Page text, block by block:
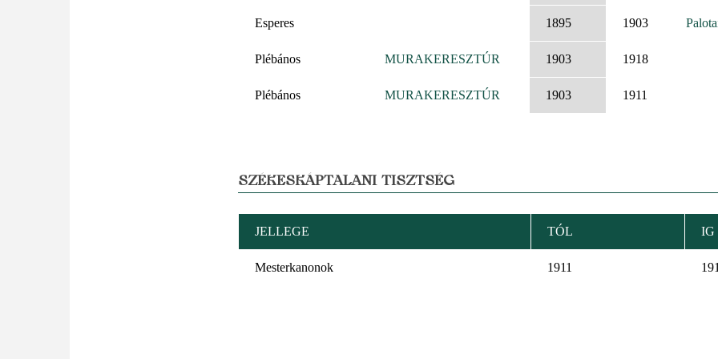
Esperes 1895 1903
Plébános MURAKERESZTÚR 1903 1918
Plébános MURAKERESZTÚR 1903 1911
SZÉKESKÁPTALANI TISZTSÉG
JELLEGE TÓL IG
Mesterkanonok 1911